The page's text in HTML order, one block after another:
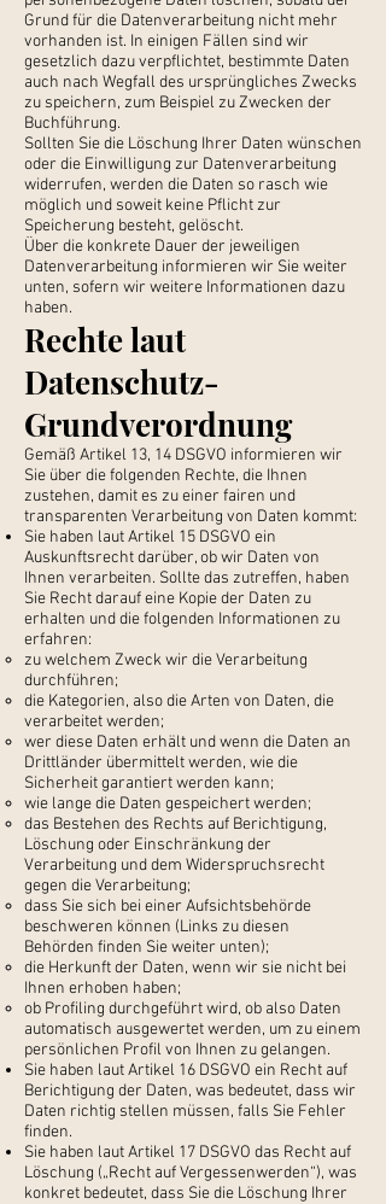
Grund für die Datenverarbeitung nicht mehr
vorhanden ist. In einigen Fällen sind wir
gesetzlich dazu verpflichtet, bestimmte Daten
auch nach Wegfall des ursprüngliches Zwecks
zu speichern, zum Beispiel zu Zwecken der
Buchführung.
Sollten Sie die Löschung Ihrer Daten wünschen
oder die Einwilligung zur Datenverarbeitung
widerrufen, werden die Daten so rasch wie
möglich und soweit keine Pflicht zur
Speicherung besteht, gelöscht.
Über die konkrete Dauer der jeweiligen
Datenverarbeitung informieren wir Sie weiter
unten, sofern wir weitere Informationen dazu
haben.
Rechte laut
Datenschutz-
Grundverordnung
Gemäß Artikel 13, 14 DSGVO informieren wir
Sie über die folgenden Rechte, die Ihnen
zustehen, damit es zu einer fairen und
transparenten Verarbeitung von Daten kommt:
Sie haben laut Artikel 15 DSGVO ein
Auskunftsrecht darüber, ob wir Daten von
Ihnen verarbeiten. Sollte das zutreffen, haben
Sie Recht darauf eine Kopie der Daten zu
erhalten und die folgenden Informationen zu
erfahren:
zu welchem Zweck wir die Verarbeitung
durchführen;
die Kategorien, also die Arten von Daten, die
verarbeitet werden;
wer diese Daten erhält und wenn die Daten an
Drittländer übermittelt werden, wie die
Sicherheit garantiert werden kann;
wie lange die Daten gespeichert werden;
das Bestehen des Rechts auf Berichtigung,
Löschung oder Einschränkung der
Verarbeitung und dem Widerspruchsrecht
gegen die Verarbeitung;
dass Sie sich bei einer Aufsichtsbehörde
beschweren können (Links zu diesen
Behörden finden Sie weiter unten);
die Herkunft der Daten, wenn wir sie nicht bei
Ihnen erhoben haben;
ob Profiling durchgeführt wird, ob also Daten
automatisch ausgewertet werden, um zu einem
persönlichen Profil von Ihnen zu gelangen.
Sie haben laut Artikel 16 DSGVO ein Recht auf
Berichtigung der Daten, was bedeutet, dass wir
Daten richtig stellen müssen, falls Sie Fehler
finden.
Sie haben laut Artikel 17 DSGVO das Recht auf
Löschung („Recht auf Vergessenwerden“), was
konkret bedeutet, dass Sie die Löschung Ihrer